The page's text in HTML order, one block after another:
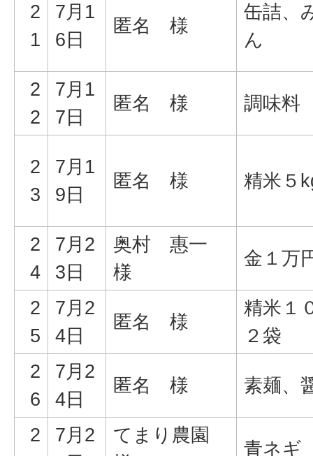
2
1
7月1
6日
匿名 様
缶詰、
ん
2
2
7月1
7日
匿名 様 調味料
2
3
7月1
9日
匿名 様 精米５
2
4
7月2
3日
奥村 惠一
様
金１万
2
5
7月2
4日
匿名 様
精米１
２袋
2
6
7月2
4日
匿名 様 素麺、
2
7月2
てまり農園
青ネギ